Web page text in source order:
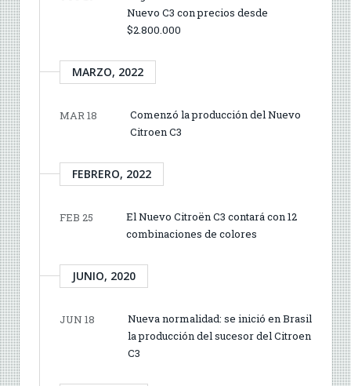
Nuevo C3 con precios desde
$2.800.000
MARZO, 2022
MAR 18
Comenzó la producción del Nuevo
Citroen C3
FEBRERO, 2022
FEB 25
El Nuevo Citroën C3 contará con 12
combinaciones de colores
JUNIO, 2020
JUN 18
Nueva normalidad: se inició en Brasil
la producción del sucesor del Citroen
C3